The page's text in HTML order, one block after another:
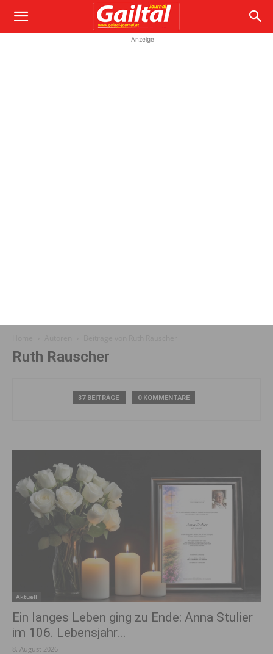
Anzeige
Ruth Rauscher
37 BEITRÄGE 0 KOMMENTARE
Aktuell
Ein langes Leben ging zu Ende: Anna Stulier
im 106. Lebensjahr...
8. August 2026